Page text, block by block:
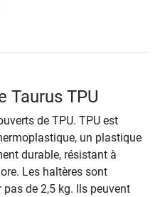
Taurus TPU
de TPU. TPU est
un plastique
durable, résistant à
Les haltères sont
de 2,5 kg. Ils peuvent